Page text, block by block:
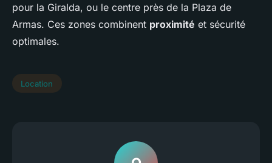
pour la Giralda, ou le centre près de la Plaza de
Armas. Ces zones combinent proximité et sécurité
optimales.
Location